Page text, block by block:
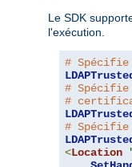
Le SDK
l'exécution.
#
#
#
#
<Location